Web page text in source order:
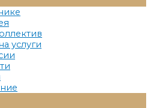
Меню
услуги